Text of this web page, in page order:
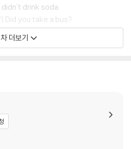
didn't drink soda.
Did you take a bus?
swim.
must see a doctor.
I will be a cook.
1 Will you go camping?
I am going to travel.
2 Are you going to sing?
더보기